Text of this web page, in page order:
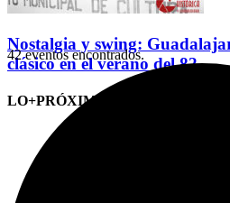
Nostalgia y swing:
clásico en el verano del 82
LO+PRÓXIMO (CITAS)
42 eventos encontrados.